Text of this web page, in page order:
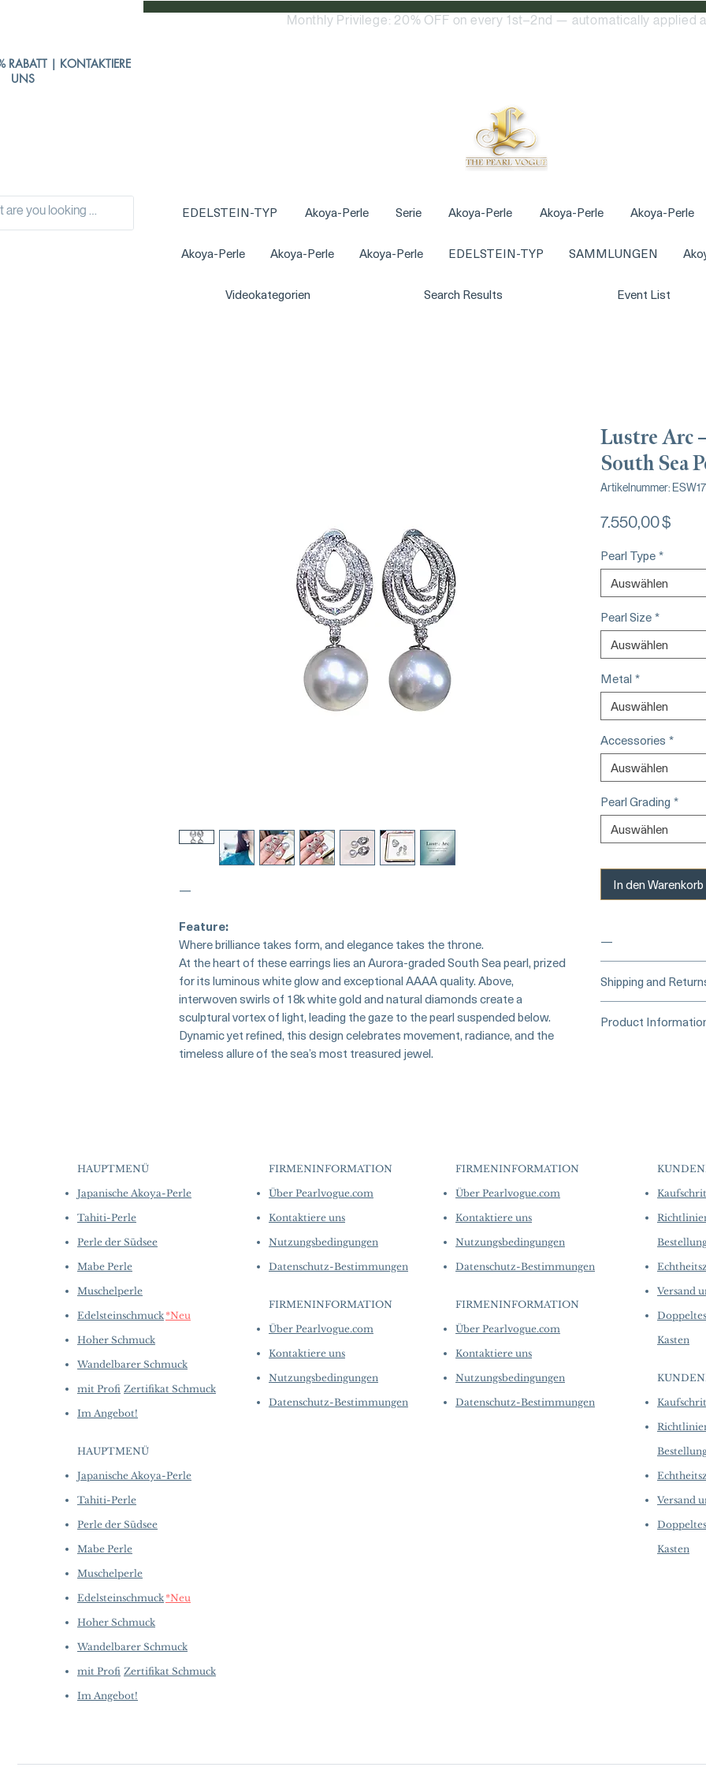
Monthly Privilege: 20% OFF on every 1st–2nd — automatically applied
RABATT | KONTAKTIERE
UNS
EDELSTEIN-TYP Akoya-Perle Serie Akoya-Perle Akoya-Perle Akoya-Perle
Akoya-Perle Akoya-Perle Akoya-Perle EDELSTEIN-TYP SAMMLUNGEN
Videokategorien Search Results Event List
—
Feature:
Where brilliance takes form, and elegance takes the throne.
At the heart of these earrings lies an Aurora-graded South Sea pearl, prized
for its luminous white glow and exceptional AAAA quality. Above,
interwoven swirls of 18k white gold and natural diamonds create a
sculptural vortex of light, leading the gaze to the pearl suspended below.
Dynamic yet refined, this design celebrates movement, radiance, and the
timeless allure of the sea’s most treasured jewel.
Lustre Arc
South Sea
Artikelnummer:
7.550,00 $
Pearl Type*
Auswählen
Pearl Size*
Auswählen
Metal *
Auswählen
Accessories *
Auswählen
Pearl Grading *
Auswählen
In den Warenkorb
—
______Buy
Shipping and
At Pearl Vogue,
Product
Metal Weight: 3.58
HAUPTMENÜ
Japanische Akoya-Perle
Tahiti-Perle
Perle der Südsee
Mabe Perle
Muschelperle
Edelsteinschmuck *Neu
Hoher Schmuck
Wandelbarer Schmuck
mit Profi Zertifikat Schmuck
Im Angebot!
HAUPTMENÜ
Japanische Akoya-Perle
Tahiti-Perle
Perle der Südsee
Mabe Perle
Muschelperle
Edelsteinschmuck *Neu
Hoher Schmuck
Wandelbarer Schmuck
mit Profi Zertifikat Schmuck
Im Angebot!
FIRMENINFORMATION
Über Pearlvogue.com
Kontaktiere uns
Nutzungsbedingungen
Datenschutz-Bestimmungen
FIRMENINFORMATION
Über Pearlvogue.com
Kontaktiere uns
Nutzungsbedingungen
Datenschutz-Bestimmungen
FIRMENINFORMATION
Über Pearlvogue.com
Kontaktiere uns
Nutzungsbedingungen
Datenschutz-Bestimmungen
FIRMENINFORMATION
Über Pearlvogue.com
Kontaktiere uns
Nutzungsbedingungen
Datenschutz-Bestimmungen
Versand
Kasten
Versand
Kasten